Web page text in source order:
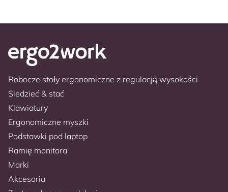
Robocze stoły ergonomiczne z regulacją wysokości
Siedzieć & stać
Klawiatury
Ergonomiczne myszki
Podstawki pod laptop
Ramię monitora
Marki
Akcesoria